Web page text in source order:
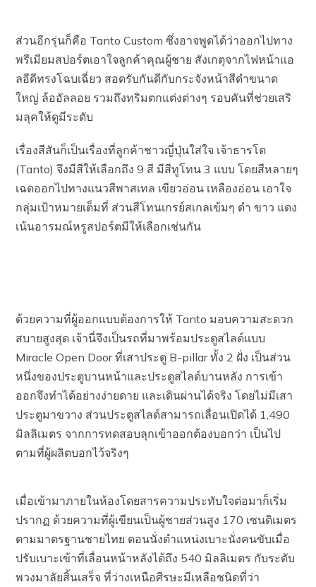
ส่วนอีกรุ่นก็คือ Tanto Custom ซึ่งอาจพูดได้ว่าออกไปทาง
พรีเมียมสปอร์ตเอาใจลูกค้าคุณผู้ชาย สังเกตุจากไฟหน้าแอ
ลอีดีทรงโฉบเฉี่ยว สอดรับกันดีกับกระจังหน้าสีดำขนาด
ใหญ่ ล้ออัลลอย รวมถึงทริมตกแต่งต่างๆ รอบคันที่ช่วยเสริ
มลุคให้ดูมีระดับ
เรื่องสีสันก็เป็นเรื่องที่ลูกค้าชาวญี่ปุ่นใส่ใจ เจ้าธารโต
(Tanto) จึงมีสีให้เลือกถึง 9 สี มีสีทูโทน 3 แบบ โดยสีหลายๆ
เฉดออกไปทางแนวสีพาสเทล เขียวอ่อน เหลืองอ่อน เอาใจ
กลุ่มเป้าหมายเต็มที่ ส่วนสีโทนเกรย์สเกลเข้มๆ ดำ ขาว แดง
เน้นอารมณ์หรูสปอร์ตมีให้เลือกเช่นกัน
ด้วยความที่ผู้ออกแบบต้องการให้ Tanto มอบความสะดวก
สบายสูงสุด เจ้านี่จึงเป็นรถที่มาพร้อมประตูสไลด์แบบ
Miracle Open Door ที่เสาประตู B-pillar ทั้ง 2 ฝั่ง เป็นส่วน
หนึ่งของประตูบานหน้าและประตูสไลด์บานหลัง การเข้า
ออกจึงทำได้อย่างง่ายดาย และเดินผ่านได้จริง โดยไม่มีเสา
ประตูมาขวาง ส่วนประตูสไลด์สามารถเลื่อนเปิดได้ 1,490
มิลลิเมตร จากการทดสอบลุกเข้าออกต้องบอกว่า เป็นไป
ตามที่ผู้ผลิตบอกไว้จริงๆ
เมื่อเข้ามาภายในห้องโดยสารความประทับใจต่อมาก็เริ่ม
ปรากฏ ด้วยความที่ผู้เขียนเป็นผู้ชายส่วนสูง 170 เซนติเมตร
ตามมาตรฐานชายไทย ตอนนั่งตำแหน่งเบาะนั่งคนขับเมื่อ
ปรับเบาะเข้าที่เลื่อนหน้าหลังได้ถึง 540 มิลลิเมตร กับระดับ
พวงมาลัยสิ้นเสร็จ ที่ว่างเหนือศีรษะมีเหลือชนิดที่ว่า